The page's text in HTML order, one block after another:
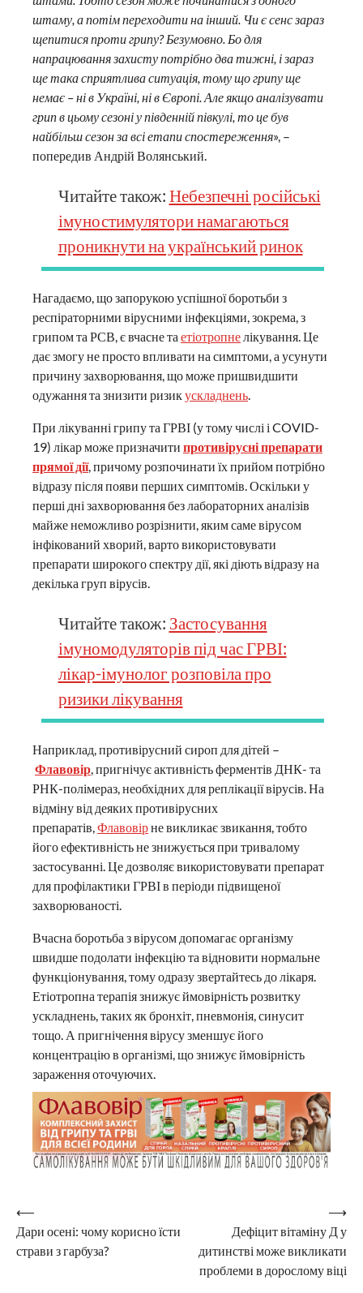
штаму, а потім переходити на інший. Чи є сенс зараз
щепитися проти грипу? Безумовно. Бо для
напрацювання захисту потрібно два тижні, і зараз
ще така сприятлива ситуація, тому що грипу ще
немає – ні в Україні, ні в Європі. Але якщо аналізувати
грип в цьому сезоні у південній півкулі, то це був
найбільш сезон за всі етапи спостереження», –
попередив Андрій Волянський.
Читайте також: Небезпечні російські
імуностимулятори намагаються
проникнути на український ринок
Нагадаємо, що запорукою успішної боротьби з
респіраторними вірусними інфекціями, зокрема, з
грипом та РСВ, є вчасне та етіотропне лікування. Це
дає змогу не просто впливати на симптоми, а усунути
причину захворювання, що може пришвидшити
одужання та знизити ризикускладнень
При лікуванні грипу та ГРВІ (у тому числі і COVID-
19) лікар може призначити противірусні препарати
прямої дії, причому розпочинати їх прийом потрібно
відразу після появи перших симптомів. Оскільки у
перші дні захворювання без лабораторних аналізів
майже неможливо розрізнити, яким саме вірусом
інфікований хворий, варто використовувати
препарати широкого спектру дії, які діють відразу на
декілька груп вірусів.
Читайте також: Застосування
імуномодуляторів під час ГРВІ:
лікар-імунолог розповіла про
ризики лікування
Наприклад, противірусний сироп для дітей –
Флавовір, пригнічує активність ферментів ДНК- та
РНК-полімераз, необхідних для реплікації вірусів. На
відміну від деяких противірусних
препаратів,Флавовірне викликає звикання, тобто
його ефективність не знижується при тривалому
застосуванні. Це дозволяє використовувати препарат
для профілактики ГРВІ в періоди підвищеної
захворюваності.
Вчасна боротьба з вірусом допомагає організму
швидше подолати інфекцію та відновити нормальне
функціонування, тому одразу звертайтесь до лікаря.
Етіотропна терапія знижує ймовірність розвитку
ускладнень, таких як бронхіт, пневмонія, синусит
тощо. А пригнічення вірусу зменшує його
концентрацію в організмі, що знижує ймовірність
зараження оточуючих.
Навігація
записів
⟵
Дари осені: чому корисно їсти
страви з гарбуза?
Дефіцит вітаміну Д у
дитинстві може викликати
проблеми в дорослому віці
⟶